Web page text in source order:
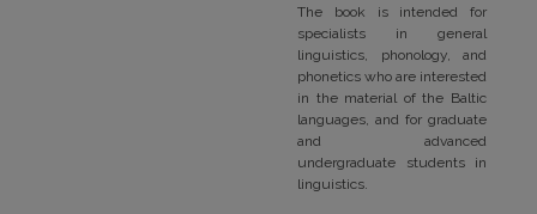
The book is intended for
specialists in general
linguistics, phonology, and
phonetics who are interested
in the material of the Baltic
languages, and for graduate
and advanced
undergraduate students in
linguistics.